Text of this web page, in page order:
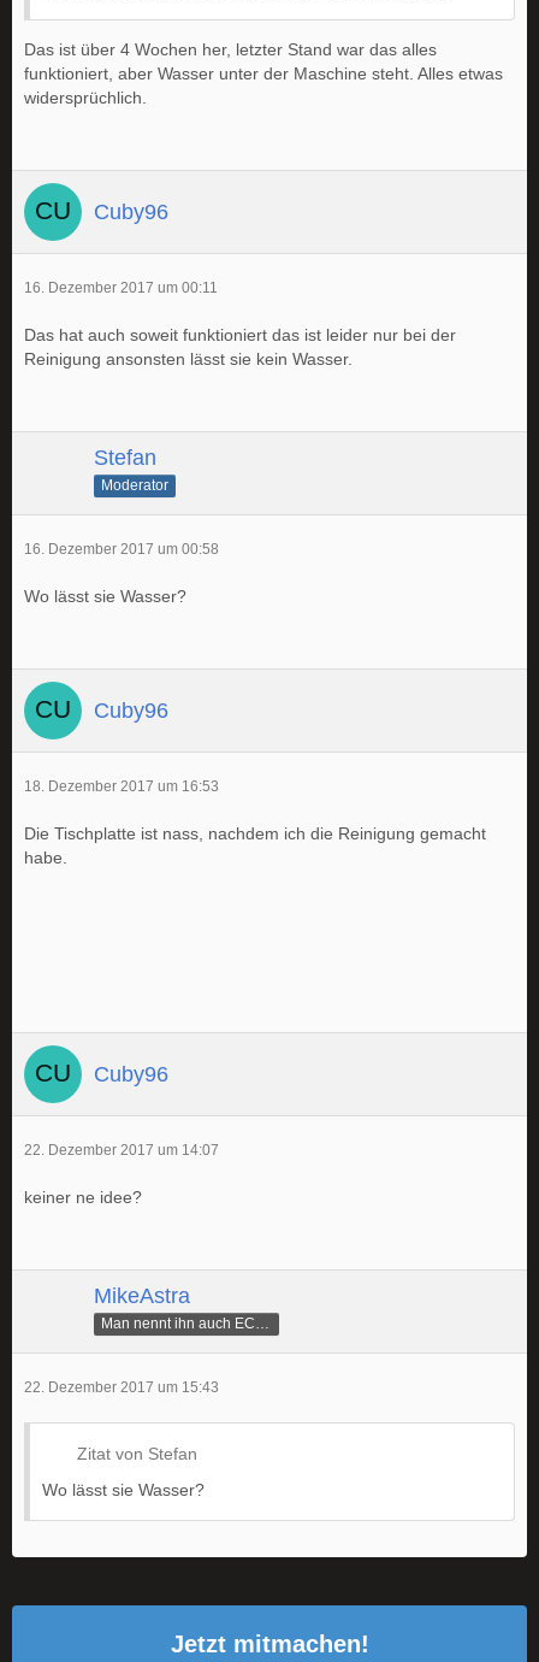
Das ist über 4 Wochen her, letzter Stand war das alles
funktioniert, aber Wasser unter der Maschine steht. Alles etwas
widersprüchlich.
Cuby96
16. Dezember 2017 um 00:11
Das hat auch soweit funktioniert das ist leider nur bei der
Reinigung ansonsten lässt sie kein Wasser.
Stefan
Moderator
16. Dezember 2017 um 00:58
Wo lässt sie Wasser?
Cuby96
18. Dezember 2017 um 16:53
Die Tischplatte ist nass, nachdem ich die Reinigung gemacht
habe.
Cuby96
22. Dezember 2017 um 14:07
keiner ne idee?
MikeAstra
22. Dezember 2017 um 15:43
Zitat von Stefan
Wo lässt sie Wasser?
Jetzt mitmachen!